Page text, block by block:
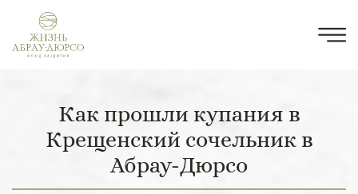
Как прошли купания в
Крещенский сочельник в
Абрау-Дюрсо